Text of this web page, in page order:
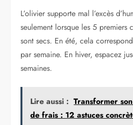
L’olivier supporte mal l’excès
seulement lorsque les 5 premiers
sont secs. En été, cela
par semaine. En hiver, espacez
semaines.
Lire aussi : Transformer
de frais : 12 astuces